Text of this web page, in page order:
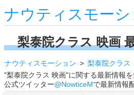
ナウティスモーシ
梨泰院クラス 映画
ナウティスモーション 梨泰院クラス
"梨泰院クラス 映画"に関する最新情報を
公式ツイッター@NowticeMで最新情報